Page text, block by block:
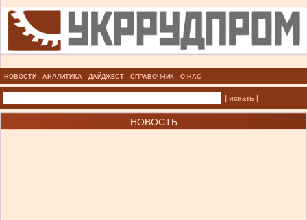
НОВОСТИ АНАЛИТИКА ДАЙДЖЕСТ СПРАВОЧНИК О НАС
| искать |
НОВОСТЬ